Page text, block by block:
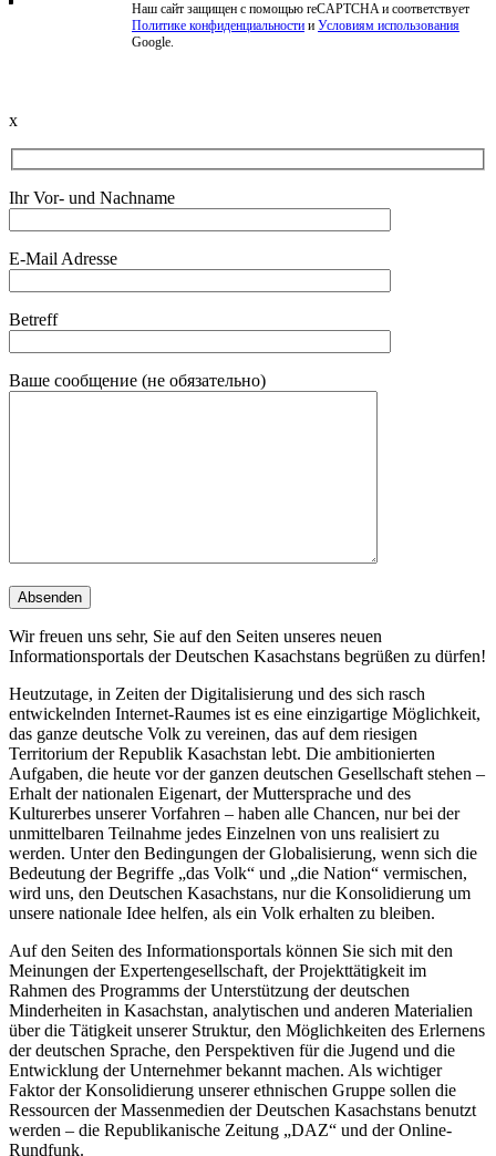
Beschwerde einreichen
Наш сайт защищен с помощью reCAPTCHA и соответствует
Политике конфиденциальности и Условиям использования
Google.
x
Ihr Vor- und Nachname
E-Mail Adresse
Betreff
Ваше сообщение (не обязательно)
Wir freuen uns sehr, Sie auf den Seiten unseres neuen
Informationsportals der Deutschen Kasachstans begrüßen zu dürfen!
Heutzutage, in Zeiten der Digitalisierung und des sich rasch
entwickelnden Internet-Raumes ist es eine einzigartige Möglichkeit,
das ganze deutsche Volk zu vereinen, das auf dem riesigen
Territorium der Republik Kasachstan lebt. Die ambitionierten
Aufgaben, die heute vor der ganzen deutschen Gesellschaft stehen –
Erhalt der nationalen Eigenart, der Muttersprache und des
Kulturerbes unserer Vorfahren – haben alle Chancen, nur bei der
unmittelbaren Teilnahme jedes Einzelnen von uns realisiert zu
werden. Unter den Bedingungen der Globalisierung, wenn sich die
Bedeutung der Begriffe „das Volk“ und „die Nation“ vermischen,
wird uns, den Deutschen Kasachstans, nur die Konsolidierung um
unsere nationale Idee helfen, als ein Volk erhalten zu bleiben.
Auf den Seiten des Informationsportals können Sie sich mit den
Meinungen der Expertengesellschaft, der Projekttätigkeit im
Rahmen des Programms der Unterstützung der deutschen
Minderheiten in Kasachstan, analytischen und anderen Materialien
über die Tätigkeit unserer Struktur, den Möglichkeiten des Erlernens
der deutschen Sprache, den Perspektiven für die Jugend und die
Entwicklung der Unternehmer bekannt machen. Als wichtiger
Faktor der Konsolidierung unserer ethnischen Gruppe sollen die
Ressourcen der Massenmedien der Deutschen Kasachstans benutzt
werden – die Republikanische Zeitung „DAZ“ und der Online-
Rundfunk.